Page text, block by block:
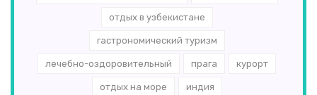
отдых в узбекистане
гастрономический туризм
лечебно-оздоровительный прага курорт
отдых на море индия